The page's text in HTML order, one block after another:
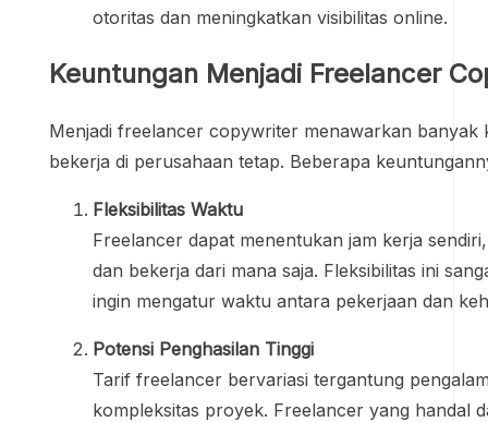
otoritas dan meningkatkan visibilitas online.
Keuntungan Menjadi Freelancer
Menjadi freelancer copywriter menawarkan banyak
bekerja di perusahaan tetap. Beberapa
Fleksibilitas Waktu
Freelancer dapat menentukan jam kerja
dan bekerja dari mana saja. Fleksibilitas ini
ingin mengatur waktu antara pekerjaan dan
Potensi Penghasilan Tinggi
Tarif freelancer bervariasi tergantung
kompleksitas proyek. Freelancer yang handal